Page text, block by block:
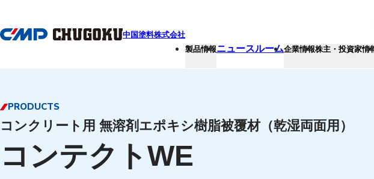
中国塗料株式会社
製品情報ニュースルーム企業情報株主・投資家情
PRODUCTS
コンクリート用 無溶剤エポキシ樹脂被覆材（乾湿両面用）
コンテクトWE